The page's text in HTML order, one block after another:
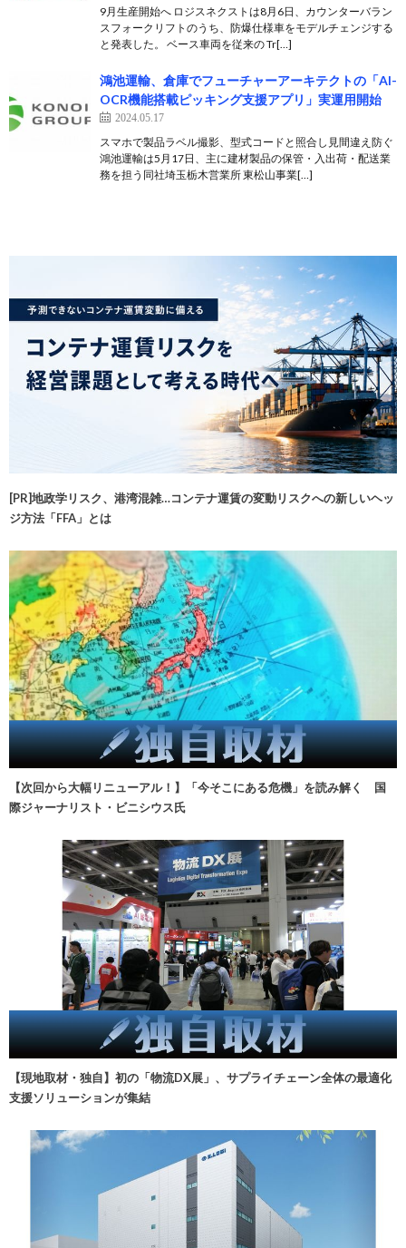
9月生産開始へ ロジスネクストは8月6日、カウンターバラン
スフォークリフトのうち、防爆仕様車をモデルチェンジする
と発表した。 ベース車両を従来の Tr[…]
鴻池運輸、倉庫でフューチャーアーキテクトの「AI-
OCR機能搭載ピッキング支援アプリ」実運用開始
2024.05.17
スマホで製品ラベル撮影、型式コードと照合し見間違え防ぐ
鴻池運輸は5月17日、主に建材製品の保管・入出荷・配送業
務を担う同社埼玉栃木営業所 東松山事業[…]
[PR]地政学リスク、港湾混雑…コンテナ運賃の変動リスクへの新しいヘッ
ジ方法「FFA」とは
【次回から大幅リニューアル！】「今そこにある危機」を読み解く 国
際ジャーナリスト・ビニシウス氏
【現地取材・独自】初の「物流DX展」、サプライチェーン全体の最適化
支援ソリューションが集結